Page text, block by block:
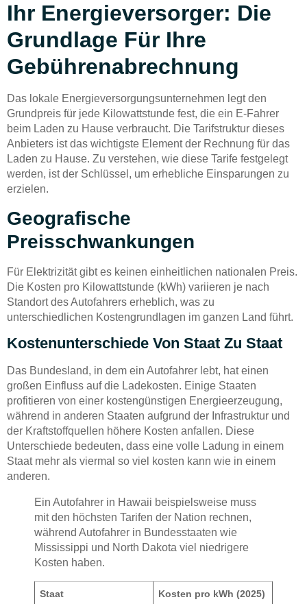
Ihr Energieversorger: Die
Grundlage Für Ihre
Gebührenabrechnung
Das lokale Energieversorgungsunternehmen legt den
Grundpreis für jede Kilowattstunde fest, die ein E-Fahrer
beim Laden zu Hause verbraucht. Die Tarifstruktur dieses
Anbieters ist das wichtigste Element der Rechnung für das
Laden zu Hause. Zu verstehen, wie diese Tarife festgelegt
werden, ist der Schlüssel, um erhebliche Einsparungen zu
erzielen.
Geografische
Preisschwankungen
Für Elektrizität gibt es keinen einheitlichen nationalen Preis.
Die Kosten pro Kilowattstunde (kWh) variieren je nach
Standort des Autofahrers erheblich, was zu
unterschiedlichen Kostengrundlagen im ganzen Land führt.
Kostenunterschiede Von Staat Zu Staat
Das Bundesland, in dem ein Autofahrer lebt, hat einen
großen Einfluss auf die Ladekosten. Einige Staaten
profitieren von einer kostengünstigen Energieerzeugung,
während in anderen Staaten aufgrund der Infrastruktur und
der Kraftstoffquellen höhere Kosten anfallen. Diese
Unterschiede bedeuten, dass eine volle Ladung in einem
Staat mehr als viermal so viel kosten kann wie in einem
anderen.
Ein Autofahrer in Hawaii beispielsweise muss
mit den höchsten Tarifen der Nation rechnen,
während Autofahrer in Bundesstaaten wie
Mississippi und North Dakota viel niedrigere
Kosten haben.
Staat Kosten pro kWh (2025)